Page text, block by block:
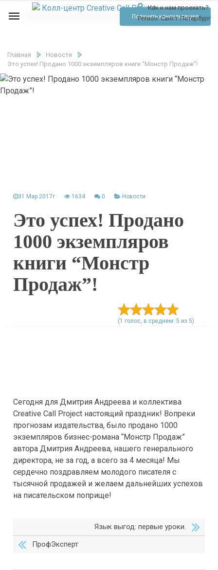
Как к нам проехать?
Регион:Санкт-Петербург
Отзывы
Тарифы
Получить консультацию
Главная
Новости
Это успех! Продано 1000 экземпляров книги “Монстр Продаж”!
31 Мар 2017г 1634 0 Новости
Это успех! Продано
1000 экземпляров
книги “Монстр
Продаж”!
(1 голос, в среднем: 5 из 5)
Сегодня для Дмитрия Андреева и коллектива
Creative Call Project настоящий праздник! Вопреки
прогнозам издательства, было продано 1000
экземпляров бизнес-романа “Монстр Продаж”
автора Дмитрия Андреева, нашего генерального
директора, не за год, а всего за 4 месяца! Мы
сердечно поздравляем молодого писателя с
тысячной продажей и желаем дальнейших успехов
на писательском поприще!
Язык выгод: первые уроки.
ПрофЭксперт